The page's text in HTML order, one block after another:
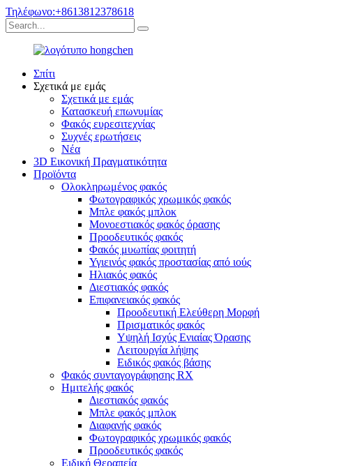
Τηλέφωνο:+8613812378618
Σπίτι
Σχετικά με εμάς
Σχετικά με εμάς
Κατασκευή επωνυμίας
Φακός ευρεσιτεχνίας
Συχνές ερωτήσεις
Νέα
3D Εικονική Πραγματικότητα
Προϊόντα
Ολοκληρωμένος φακός
Φωτογραφικός χρωμικός φακός
Μπλε φακός μπλοκ
Μονοεστιακός φακός όρασης
Προοδευτικός φακός
Φακός μυωπίας φοιτητή
Υγιεινός φακός προστασίας από ιούς
Ηλιακός φακός
Διεστιακός φακός
Επιφανειακός φακός
Προοδευτική Ελεύθερη Μορφή
Πρισματικός φακός
Υψηλή Ισχύς Ενιαίας Όρασης
Λειτουργία λήψης
Ειδικός φακός βάσης
Φακός συνταγογράφησης RX
Ημιτελής φακός
Διεστιακός φακός
Μπλε φακός μπλοκ
Διαφανής φακός
Φωτογραφικός χρωμικός φακός
Προοδευτικός φακός
Ειδική Θεραπεία